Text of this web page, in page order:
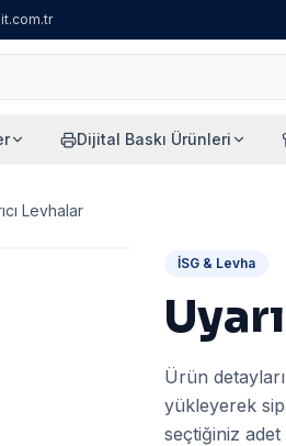
Dijital Baskı Ürünleri
Levhalar
İSG & Levha
Ürün
yükleyerek
seçtiğiniz adet